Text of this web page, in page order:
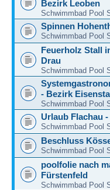
Bezirk Leoben
Schwimmbad Pool
Spinnen
Schwimmbad Pool
Feuerholz Stall
Drau
Schwimmbad Pool
- Bezirk
Schwimmbad Pool
Urlaub Flachau
Schwimmbad Pool
Beschluss
Schwimmbad Pool
poolfolie nach
Fürstenfeld
Schwimmbad Pool